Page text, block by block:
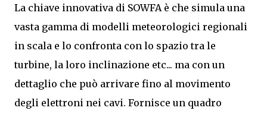
La chiave innovativa di SOWFA è che simula una
vasta gamma di modelli meteorologici regionali
in scala e lo confronta con lo spazio tra le
turbine, la loro inclinazione etc... ma con un
dettaglio che può arrivare fino al movimento
degli elettroni nei cavi. Fornisce un quadro